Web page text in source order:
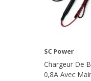
SC Power
Chargeur De
0,8A Avec